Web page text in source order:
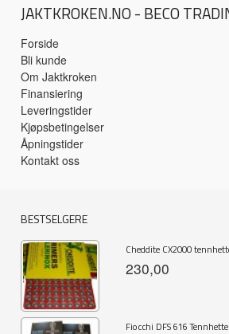
JAKTKROKEN.NO - BECO
Forside
Bli kunde
Om Jaktkroken
Finansiering
Leveringstider
Kjøpsbetingelser
Åpningstider
Kontakt oss
BESTSELGERE
Cheddite CX2000
230,00
Fiocchi DFS 616